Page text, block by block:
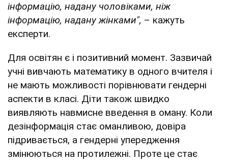
інформацію, надану чоловіками, ніж
інформацію, надану жінками", – кажуть
експерти.
Для освітян є і позитивний момент. Зазвичай
учні вивчають математику в одного вчителя і
не мають можливості порівнювати гендерні
аспекти в класі. Діти також швидко
виявляють навмисне введення в оману. Коли
дезінформація стає оманливою, довіра
підривається, а гендерні упередження
змінюються на протилежні. Проте це стає